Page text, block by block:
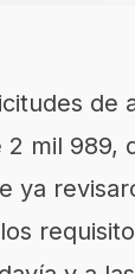
de
2 mil 989,
ya